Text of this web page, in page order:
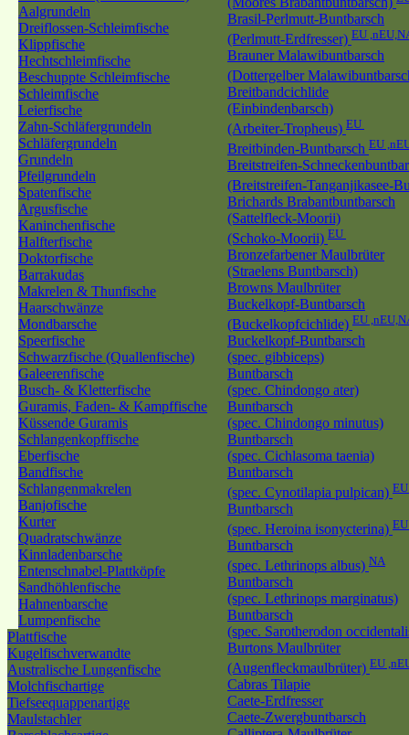
Aalgrundeln
Dreiflossen-Schleimfische
Klippfische
Hechtschleimfische
Beschuppte Schleimfische
Schleimfische
Leierfische
Zahn-Schläfergrundeln
Schläfergrundeln
Grundeln
Pfeilgrundeln
Spatenfische
Argusfische
Kaninchenfische
Halfterfische
Doktorfische
Barrakudas
Makrelen & Thunfische
Haarschwänze
Mondbarsche
Speerfische
Schwarzfische (Quallenfische)
Galeerenfische
Busch- & Kletterfische
Guramis, Faden- & Kampffische
Küssende Guramis
Schlangenkopffische
Eberfische
Bandfische
Schlangenmakrelen
Banjofische
Kurter
Quadratschwänze
Kinnladenbarsche
Entenschnabel-Plattköpfe
Sandhöhlenfische
Hahnenbarsche
Lumpenfische
Plattfische
Kugelfischverwandte
Australische Lungenfische
Molchfischartige
Tiefseequappenartige
Maulstachler
Brasil-Perlmutt-Buntbarsch
(Perlmutt-Erdfresser) EU
Brauner Malawibuntbarsch
(Dottergelber
Breitbandcichlide
(Einbindenbarsch)
(Arbeiter-Tropheus) EU
Breitbinden-Buntbarsch EU
Breitstreifen-
(Breitstreifen-Tanganjikasee-
Brichards Brabantbuntbarsch
(Sattelfleck-Moorii)
(Schoko-Moorii) EU
Bronzefarbener Maulbrüter
(Straelens Buntbarsch)
Browns Maulbrüter
Buckelkopf-Buntbarsch
(Buckelkopfcichlide) EU
Buckelkopf-Buntbarsch
(spec. gibbiceps)
Buntbarsch
(spec. Chindongo ater)
Buntbarsch
(spec. Chindongo minutus)
Buntbarsch
(spec. Cichlasoma taenia)
Buntbarsch
(spec. Cynotilapia pulpican)
Buntbarsch
(spec. Heroina isonycterina)
Buntbarsch
(spec. Lethrinops albus) NA
Buntbarsch
(spec. Lethrinops marginatus)
Buntbarsch
(spec. Sarotherodon
Burtons Maulbrüter
(Augenfleckmaulbrüter) EU
Cabras Tilapie
Caete-Erdfresser
Caete-Zwergbuntbarsch